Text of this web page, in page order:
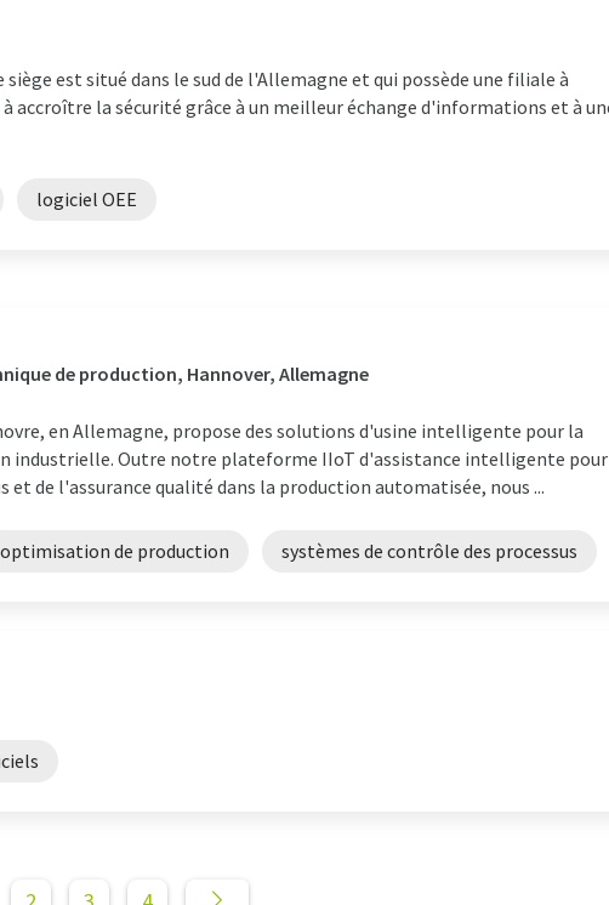
est situé dans le sud de l'Allemagne et qui possède une filiale à
accroître la sécurité grâce à un meilleur échange d'informations et à
logiciel OEE
de production, Hannover, Allemagne
en Allemagne, propose des solutions d'usine intelligente pour la
industrielle. Outre notre plateforme IIoT d'assistance intelligente pour
et de l'assurance qualité dans la production automatisée, nous ...
optimisation de production systèmes de contrôle des processus